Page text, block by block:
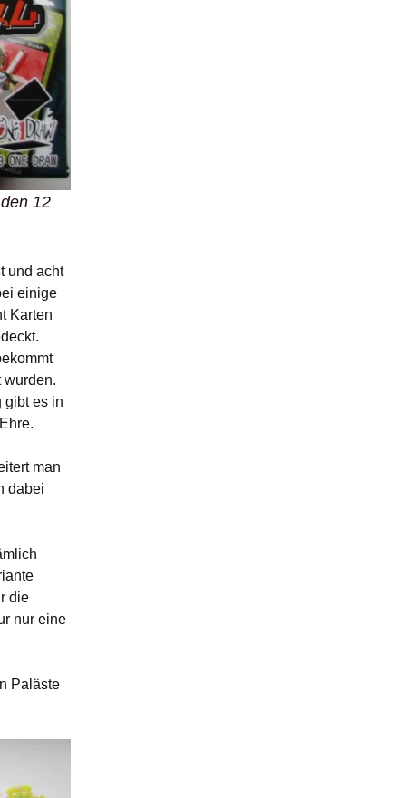
12
und acht
einige
Karten
wurden.
gibt es in
man
dabei
die
nur eine
Paläste